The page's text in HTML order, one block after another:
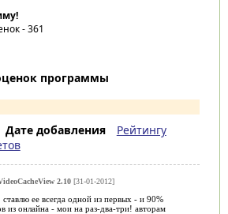
-361
программы
Дате добавления
Рейтингу
2.10[31-01-2012]
ставлю ее всегда одной из первых - и 90%
из онлайна - мои на раз-два-три! авторам